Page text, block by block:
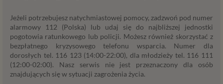
Jeżeli potrzebujesz natychmiastowej pomocy, zadzwoń pod numer
alarmowy 112 (Polska) lub udaj się do najbliższej jednostki
pogotowia ratunkowego lub policji. Możesz również skorzystać z
bezpłatnego kryzysowego telefonu wsparcia. Numer dla
dorosłych tel. 116 123 (14:00-22:00), dla młodzieży tel. 116 111
(12:00-02:00). Nasz serwis nie jest przeznaczony dla osób
znajdujących się w sytuacji zagrożenia życia.
dostarczenie tego konta upoważnia nas do
przetwarzania danych niezbędnych do jego
zapewnienia (np. danych podanych przez Ciebie w
profilu tego konta). Bez tej możliwości nie bylibyśmy
w stanie zapewnić Ci usługi, a Ty nie mógłbyś z niej
korzystać.